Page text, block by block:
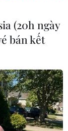
(20h ngày
bán kết